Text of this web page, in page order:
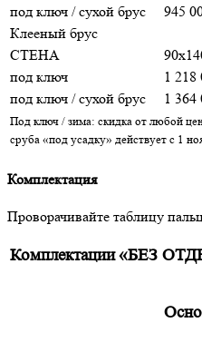
под ключ / сухой брус 945
Клееный брус
СТЕНА
под ключ
1 218
под ключ / сухой брус 1 364
Под ключ / зима: скидка от любой
сруба «под усадку» действует с 1
Комплектация
Проворачивайте таблицу
Комплектации«БЕЗ